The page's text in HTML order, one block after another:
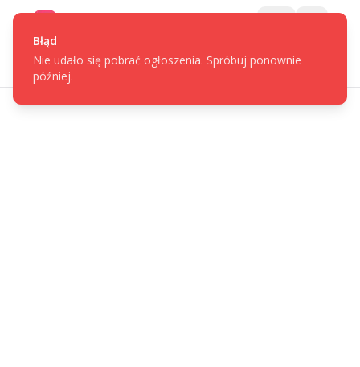
Błąd
Nie udało się pobrać ogłoszenia. Spróbuj ponownie
później.